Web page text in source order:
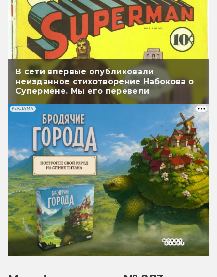
В сети впервые опубликовали
неизданное стихотворение Набокова о
Супермене. Мы его перевели
РЕКЛАМА